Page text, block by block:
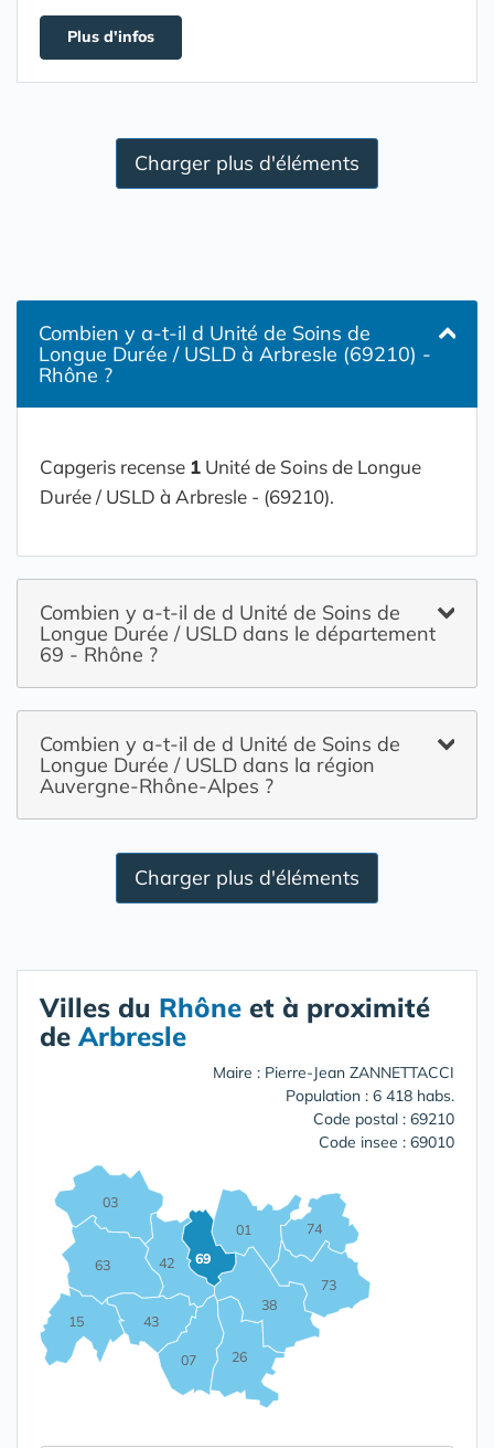
Plus d'infos
Charger plus d'éléments
Combien y a-t-il d Unité de Soins de
Longue Durée / USLD à Arbresle (69210) -
Rhône ?
Capgeris recense 1 Unité de Soins de Longue
Durée / USLD à Arbresle - (69210).
Combien y a-t-il de d Unité de Soins de
Longue Durée / USLD dans le département
69 - Rhône ?
Combien y a-t-il de d Unité de Soins de
Longue Durée / USLD dans la région
Auvergne-Rhône-Alpes ?
Charger plus d'éléments
Villes du Rhône et à proximité
de Arbresle
Maire : Pierre-Jean ZANNETTACCI
Population : 6 418 habs.
Code postal : 69210
Code insee : 69010
01
03
07
15
26
38
42
43
63
69
73
74